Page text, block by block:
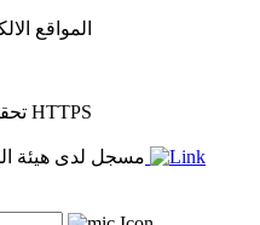
المواقع
تحقق من أن الموقع يستخدم بروتوكول HTTPS
مسجل لدى هيئة